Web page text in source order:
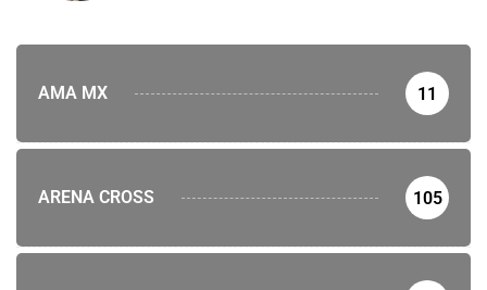
AMA MX 11
ARENA CROSS 105